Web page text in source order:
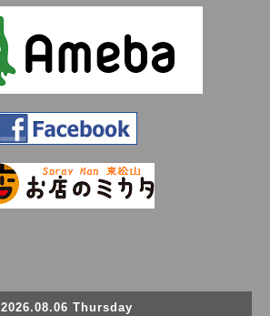
2026.08.06 Thursday